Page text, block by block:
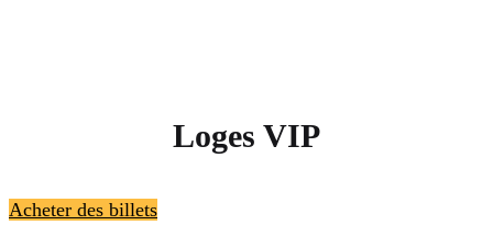
Loges VIP
Acheter des billets